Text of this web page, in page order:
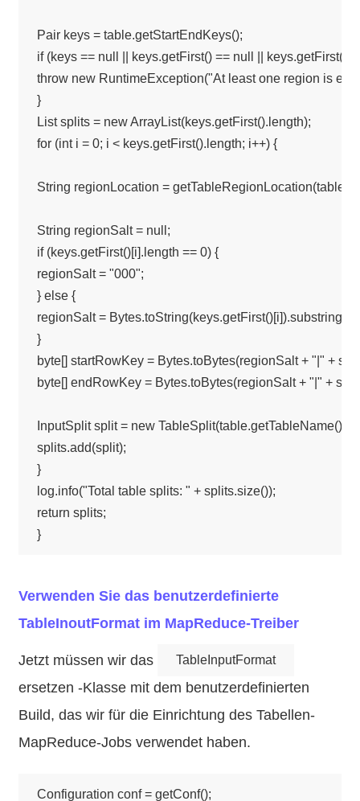
Pair keys = table.getStartEndKeys();
if (keys == null || keys.getFirst() == null ||
throw new RuntimeException("At least one region is
}
List splits = new ArrayList(keys.getFirst().length);
for (int i = 0; i < keys.getFirst().length; i++) {
String regionLocation = getTableRegionLocation(table,
String regionSalt = null;
if (keys.getFirst()[i].length == 0) {
regionSalt = "000";
} else {
regionSalt = Bytes.toString(keys.getFirst()[i]).substring(0,
}
byte[] startRowKey = Bytes.toBytes(regionSalt + "|" +
byte[] endRowKey = Bytes.toBytes(regionSalt + "|" +
InputSplit split = new TableSplit(table.getTableName(),
splits.add(split);
}
log.info("Total table splits: " + splits.size());
return splits;
}
Verwenden Sie das benutzerdefinierte
TableInoutFormat im MapReduce-Treiber
Jetzt müssen wir das TableInputFormat
ersetzen -Klasse mit dem benutzerdefinierten
Build, das wir für die Einrichtung des Tabellen-
MapReduce-Jobs verwendet haben.
Configuration conf = getConf();